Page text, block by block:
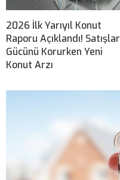
2026 İlk Yarıyıl Konut
Raporu Açıklandı! Satışlar
Gücünü Korurken Yeni
Konut Arzı